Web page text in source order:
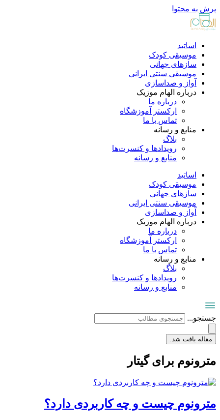
پرش به محتوا
اساتید
موسیقی کودک
سازهای جهانی
موسیقی سنتی ایرانی
آواز و صداسازی
درباره الهام موزیک
درباره ما
ارکستر آموزشگاه
تماس با ما
منابع و رسانه
بلاگ
رویدادها و کنسرت‌ها
منابع و رسانه
اساتید
موسیقی کودک
سازهای جهانی
موسیقی سنتی ایرانی
آواز و صداسازی
درباره الهام موزیک
درباره ما
ارکستر آموزشگاه
تماس با ما
منابع و رسانه
بلاگ
رویدادها و کنسرت‌ها
منابع و رسانه
جستجو...
مقاله یافت شد.
مترونوم برای گیتار
مترونوم چیست و چه کاربردی دارد؟